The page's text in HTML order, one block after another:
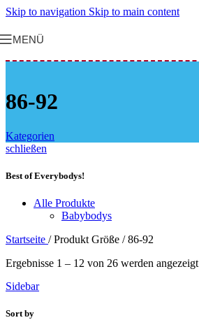
Skip to navigation Skip to main content
MENÜ
86-92
Kategorien
schließen
Best of Everybodys!
Alle Produkte
Babybodys
Startseite / Produkt Größe / 86-92
Ergebnisse 1 – 12 von 26 werden angezeigt
Sidebar
Sort by